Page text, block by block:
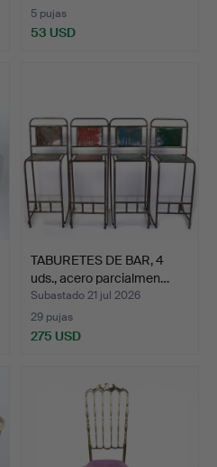
5 pujas
53 USD
TABURETES DE BAR, 4
uds., acero parcialmen…
Subastado 21 jul 2026
29 pujas
275 USD